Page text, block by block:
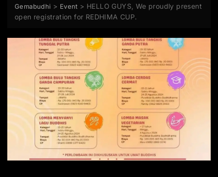
Gemabudhi > Event > HELLO GUYS, We proudly present
open registration for REDHIMA CUP.